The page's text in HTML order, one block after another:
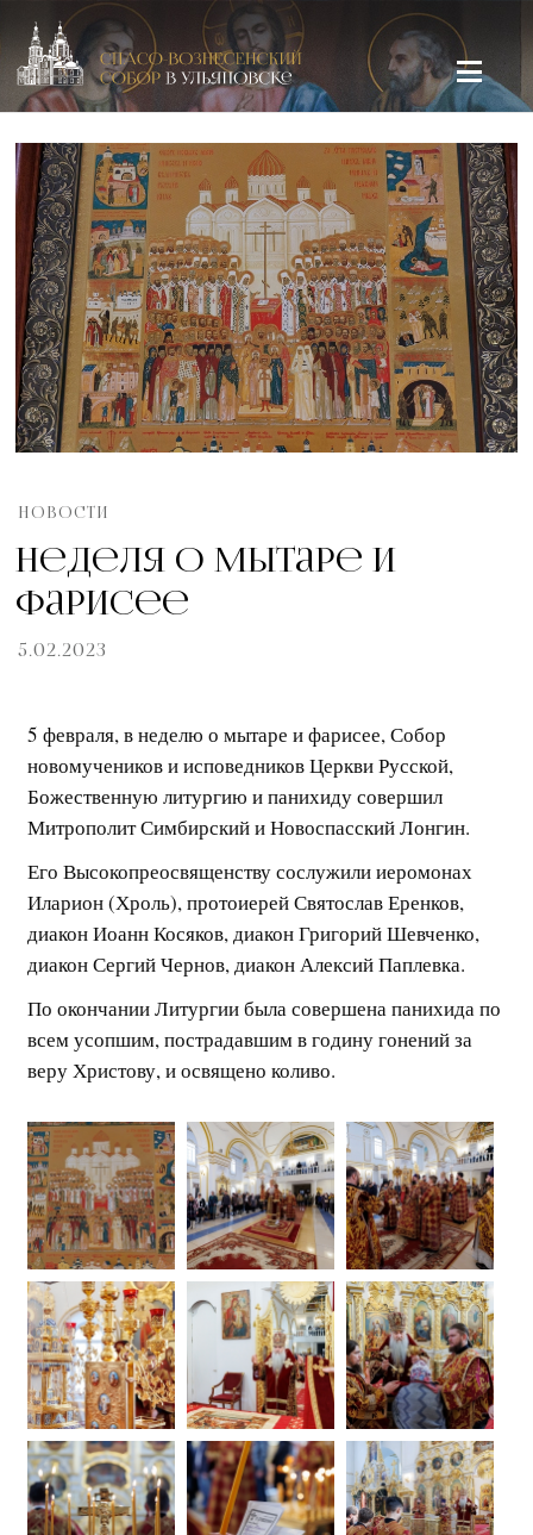
Спасо-Вознесенский кафедральный собор в Ульяновске
НОВОСТИ
Неделя о мытаре и
фарисее
5.02.2023
5 февраля, в неделю о мытаре и фарисее, Собор
новомучеников и исповедников Церкви Русской,
Божественную литургию и панихиду совершил
Митрополит Симбирский и Новоспасский Лонгин.
Его Высокопреосвященству сослужили иеромонах
Иларион (Хроль), протоиерей Святослав Еренков,
диакон Иоанн Косяков, диакон Григорий Шевченко,
диакон Сергий Чернов, диакон Алексий Паплевка.
По окончании Литургии была совершена панихида по
всем усопшим, пострадавшим в годину гонений за
веру Христову, и освящено коливо.